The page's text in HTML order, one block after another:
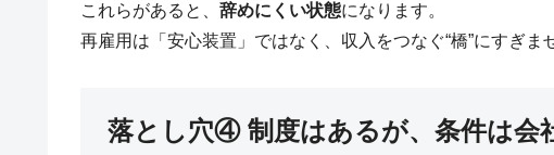
これらがあると、 辞めにくい状態になります。
再雇用は「安心装置」ではなく、収入をつなぐ“橋”にすぎま
落とし穴④ 制度はあるが、条件は会